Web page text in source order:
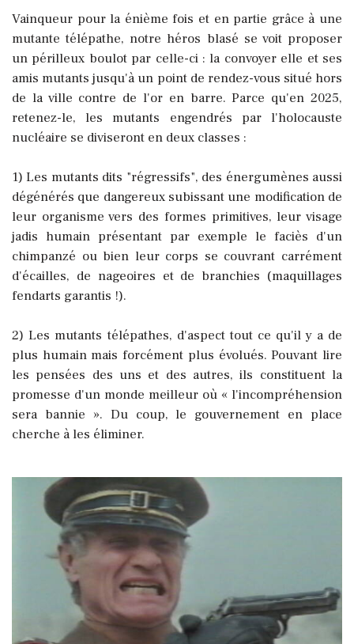
Vainqueur pour la énième fois et en partie grâce à une
mutante télépathe, notre héros blasé se voit proposer
un périlleux boulot par celle-ci : la convoyer elle et ses
amis mutants jusqu'à un point de rendez-vous situé hors
de la ville contre de l'or en barre. Parce qu'en 2025,
retenez-le, les mutants engendrés par l'holocauste
nucléaire se diviseront en deux classes :
1) Les mutants dits "régressifs", des énergumènes aussi
dégénérés que dangereux subissant une modification de
leur organisme vers des formes primitives, leur visage
jadis humain présentant par exemple le faciès d'un
chimpanzé ou bien leur corps se couvrant carrément
d'écailles, de nageoires et de branchies (maquillages
fendarts garantis !).
2) Les mutants télépathes, d'aspect tout ce qu'il y a de
plus humain mais forcément plus évolués. Pouvant lire
les pensées des uns et des autres, ils constituent la
promesse d'un monde meilleur où « l'incompréhension
sera bannie ». Du coup, le gouvernement en place
cherche à les éliminer.